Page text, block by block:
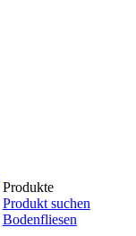
Produkte
Produkt suchen
Bodenfliesen